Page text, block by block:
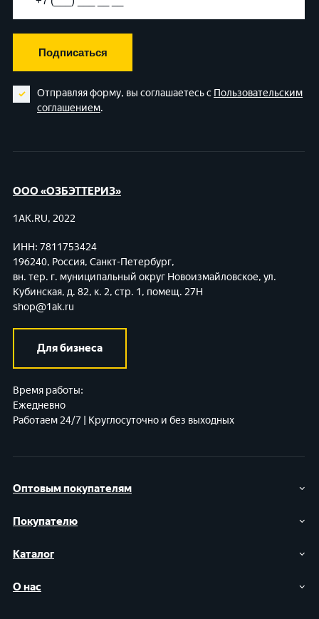
Подписаться
Отправляя форму, вы соглашаетесь с Пользовательским
соглашением.
Оптовым покупателям
Покупателю
Каталог
О нас
ООО «ОЗБЭТТЕРИЗ»
1AK.RU, 2022
ИНН: 7811753424
196240, Россия, Санкт-Петербург,
вн. тер. г. муниципальный округ Новоизмайловское, ул.
Кубинская, д. 82, к. 2, стр. 1, помещ. 27Н
shop@1ak.ru
Для бизнеса
Время работы:
Ежедневно
Работаем 24/7 | Круглосуточно и без выходных